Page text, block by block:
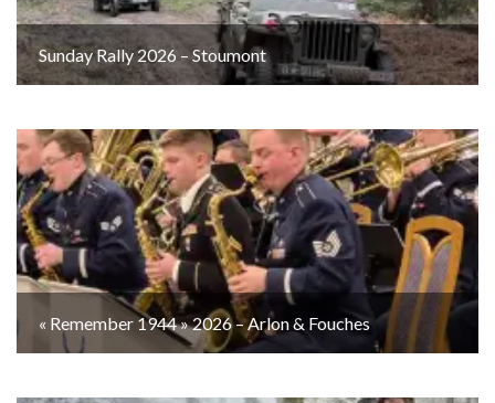
Sunday Rally 2026 – Stoumont
« Remember 1944 » 2026 – Arlon & Fouches